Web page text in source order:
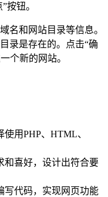
按钮。
名和网站目录等信息。
录是存在的。点击“确
个新的网站。
用PHP、HTML、
和喜好，设计出符合要
写代码，实现网页功能